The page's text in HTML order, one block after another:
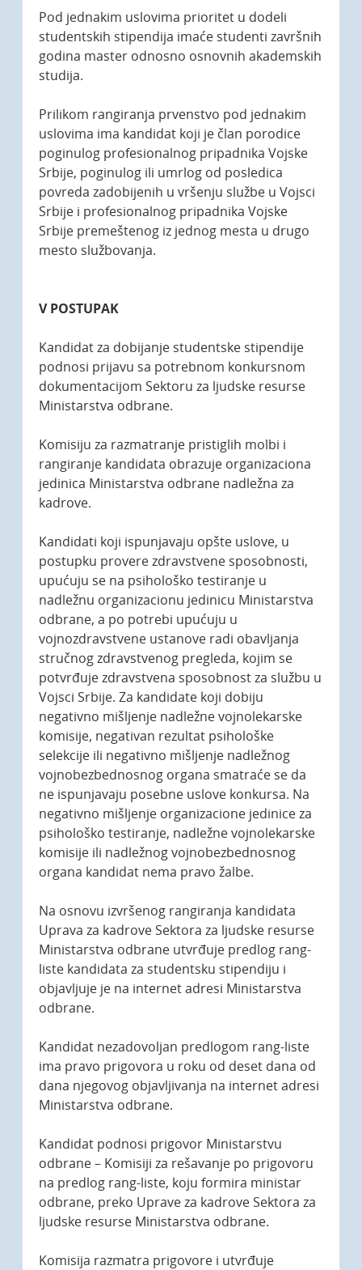
Pod jednakim uslovima prioritet u dodeli
studentskih stipendija imaće studenti završnih
godina master odnosno osnovnih akademskih
studija.
Prilikom rangiranja prvenstvo pod jednakim
uslovima ima kandidat koji je član porodice
poginulog profesionalnog pripadnika Vojske
Srbije, poginulog ili umrlog od posledica
povreda zadobijenih u vršenju službe u Vojsci
Srbije i profesionalnog pripadnika Vojske
Srbije premeštenog iz jednog mesta u drugo
mesto službovanja.
V POSTUPAK
Kandidat za dobijanje studentske stipendije
podnosi prijavu sa potrebnom konkursnom
dokumentacijom Sektoru za ljudske resurse
Ministarstva odbrane.
Komisiju za razmatranje pristiglih molbi i
rangiranje kandidata obrazuje organizaciona
jedinica Ministarstva odbrane nadležna za
kadrove.
Kandidati koji ispunjavaju opšte uslove, u
postupku provere zdravstvene sposobnosti,
upućuju se na psihološko testiranje u
nadležnu organizacionu jedinicu Ministarstva
odbrane, a po potrebi upućuju u
vojnozdravstvene ustanove radi obavljanja
stručnog zdravstvenog pregleda, kojim se
potvrđuje zdravstvena sposobnost za službu u
Vojsci Srbije. Za kandidate koji dobiju
negativno mišljenje nadležne vojnolekarske
komisije, negativan rezultat psihološke
selekcije ili negativno mišljenje nadležnog
vojnobezbednosnog organa smatraće se da
ne ispunjavaju posebne uslove konkursa. Na
negativno mišljenje organizacione jedinice za
psihološko testiranje, nadležne vojnolekarske
komisije ili nadležnog vojnobezbednosnog
organa kandidat nema pravo žalbe.
Na osnovu izvršenog rangiranja kandidata
Uprava za kadrove Sektora za ljudske resurse
Ministarstva odbrane utvrđuje predlog rang-
liste kandidata za studentsku stipendiju i
objavljuje je na internet adresi Ministarstva
odbrane.
Kandidat nezadovoljan predlogom rang-liste
ima pravo prigovora u roku od deset dana od
dana njegovog objavljivanja na internet adresi
Ministarstva odbrane.
Kandidat podnosi prigovor Ministarstvu
odbrane – Komisiji za rešavanje po prigovoru
na predlog rang-liste, koju formira ministar
odbrane, preko Uprave za kadrove Sektora za
ljudske resurse Ministarstva odbrane.
Komisija razmatra prigovore i utvrđuje